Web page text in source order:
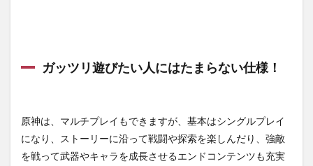
ガッツリ遊びたい人にはたまらない仕様！
原神は、マルチプレイもできますが、基本はシングルプレイ
になり、ストーリーに沿って戦闘や探索を楽しんだり、強敵
を戦って武器やキャラを成長させるエンドコンテンツも充実